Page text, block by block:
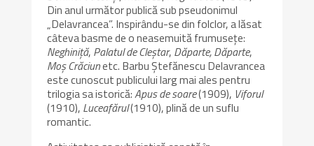
Din anul următor publică sub pseudonimul
„Delavrancea”. Inspirându-se din folclor, a lăsat
câteva basme de o neasemuită frumuseţe:
Neghiniţă, Palatul de Cleştar, Dăparte, Dăparte,
Moş Crăciunetc. Barbu Ştefănescu Delavrancea
este cunoscut publicului larg mai ales pentru
trilogia sa istorică:Apus de soare(1909), Viforul
(1910), Luceafărul(1910), plină de un suflu
romantic.